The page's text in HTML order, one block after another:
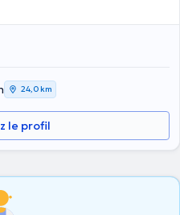
24,0 km
le profil